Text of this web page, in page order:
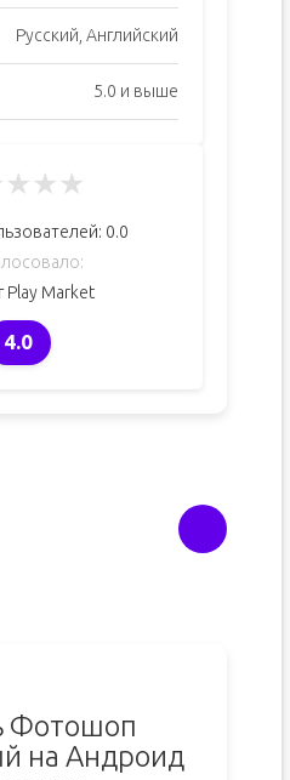
Русский, Английский
5.0 и выше
★★★
0.0
Play Market
4.0
Фотошоп
на Андроид